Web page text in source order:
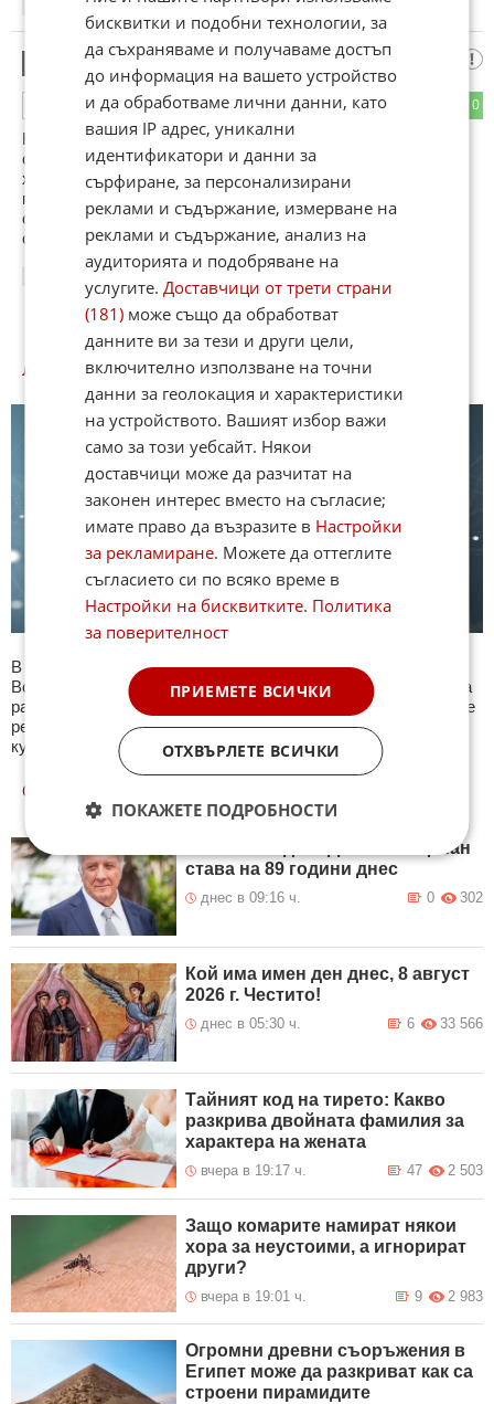
03.01.2013
Иракли Иракли
0
ОТГОВОР
Не само в БЪЛГАРИЯ има гадове!Спомням си един
случай,когато беше
хванат"ПАПАРАК",бяха му пръснали халката,после
постъпил в манастир и неможел да задържа!..........това са
само професионални
спомени, може да не бъде актуално за 2013 год!
03.01.2013
ЛЮБОПИТНО КУИЗОВЕ
В секция Любопитно ще намерите тематична Куиз рубрика.
Всяка сряда се публикува специализиран куиз с въпроси на
различна тематика. След края на всеки тест може да видите
резултат с верните отговори, които сте натрупали. Другите
куизове може да намерите тук. Успех !
ОЩЕ
Кино легендата Дъстин Хофман
става на 89 години днес
днес в 09:16 ч. 302
0
Кой има имен ден днес, 8 август
2026 г. Честито!
днес в 05:30 ч. 33 566
6
Тайният код на тирето: Какво
разкрива двойната фамилия за
характера на жената
вчера в 19:17 ч. 2 503
47
Защо комарите намират някои
хора за неустоими, а игнорират
други?
вчера в 19:01 ч. 2 983
9
Огромни древни съоръжения в
Египет може да разкриват как са
строени пирамидите
бисквитки и подобни технологии, за
да съхраняваме и получаваме достъп
до информация на вашето устройство
и да обработваме лични данни, като
вашия IP адрес, уникални
идентификатори и данни за
сърфиране, за персонализирани
реклами и съдържание, измерване на
реклами и съдържание, анализ на
аудиторията и подобряване на
услугите.Доставчици от трети страни
(181) може също да обработват
данните ви за тези и други цели,
включително използване на точни
данни за геолокация и характеристики
на устройството. Вашият избор важи
само за този уебсайт. Някои
доставчици може да разчитат на
законен интерес вместо на съгласие;
имате право да възразите в Настройки
за рекламиране. Можете да оттеглите
съгласието си по всяко време в
Настройки на бисквитките. Политика
за поверителност
ПРИЕМЕТЕ ВСИЧКИ
ОТХВЪРЛЕТЕ ВСИЧКИ
ПОКАЖЕТЕ ПОДРОБНОСТИ